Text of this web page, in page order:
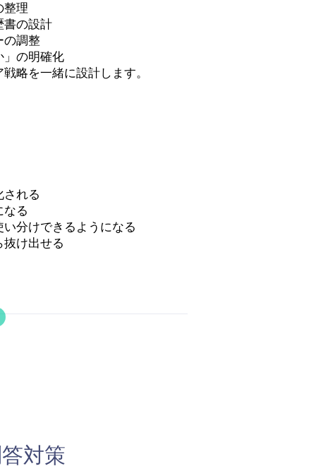
整理
書の設計
の調整
」の明確化
略を一緒に設計します。
される
なる
分けできるようになる
け出せる
対策